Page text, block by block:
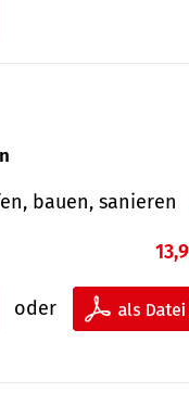
bauen, sanieren
oder